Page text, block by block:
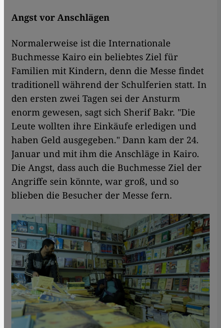
Angst vor Anschlägen
Normalerweise ist die Internationale
Buchmesse Kairo ein beliebtes Ziel für
Familien mit Kindern, denn die Messe findet
traditionell während der Schulferien statt. In
den ersten zwei Tagen sei der Ansturm
enorm gewesen, sagt sich Sherif Bakr. "Die
Leute wollten ihre Einkäufe erledigen und
haben Geld ausgegeben." Dann kam der 24.
Januar und mit ihm die Anschläge in Kairo.
Die Angst, dass auch die Buchmesse Ziel der
Angriffe sein könnte, war groß, und so
blieben die Besucher der Messe fern.